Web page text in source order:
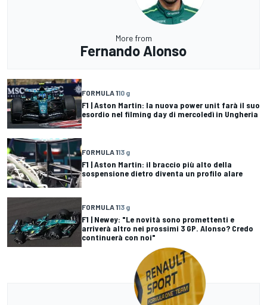
More from
Fernando Alonso
FORMULA 110 g
F1 | Aston Martin: la nuova power unit farà il suo
esordio nel filming day di mercoledì in Ungheria
FORMULA 113 g
F1 | Aston Martin: il braccio più alto della
sospensione dietro diventa un profilo alare
FORMULA 113 g
F1 | Newey: "Le novità sono promettenti e
arriverà altro nei prossimi 3 GP. Alonso? Credo
continuerà con noi"